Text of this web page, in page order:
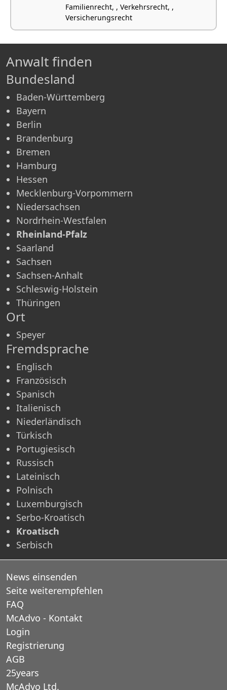
Familienrecht, , Verkehrsrecht, ,
Versicherungsrecht
Anwalt finden
Bundesland
Baden-Württemberg
Bayern
Berlin
Brandenburg
Bremen
Hamburg
Hessen
Mecklenburg-Vorpommern
Niedersachsen
Nordrhein-Westfalen
Rheinland-Pfalz
Saarland
Sachsen
Sachsen-Anhalt
Schleswig-Holstein
Thüringen
Ort
Speyer
Fremdsprache
Englisch
Französisch
Spanisch
Italienisch
Niederländisch
Türkisch
Portugiesisch
Russisch
Lateinisch
Polnisch
Luxemburgisch
Serbo-Kroatisch
Kroatisch
Serbisch
News einsenden
Seite weiterempfehlen
FAQ
McAdvo - Kontakt
Login
Registrierung
AGB
25years
McAdvo Ltd.